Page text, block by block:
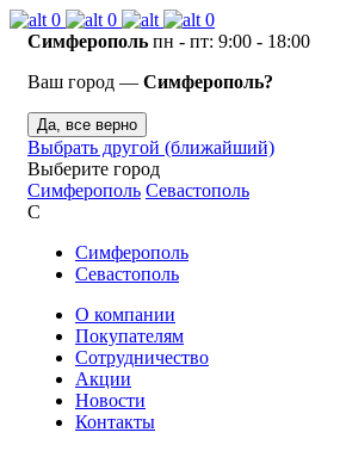
0 0
0
Симферополь пн - пт: 9:00 - 18:00
Ваш город — Симферополь?
Да, все верно
Выбрать другой (ближайший)
Выберите город
Симферополь Севастополь
С
Симферополь
Севастополь
О компании
Покупателям
Сотрудничество
Акции
Новости
Контакты